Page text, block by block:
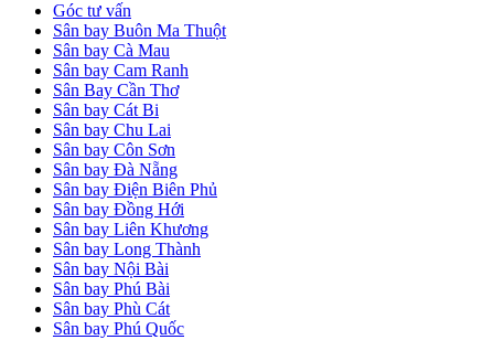
Góc tư vấn
Sân bay Buôn Ma Thuột
Sân bay Cà Mau
Sân bay Cam Ranh
Sân Bay Cần Thơ
Sân bay Cát Bi
Sân bay Chu Lai
Sân bay Côn Sơn
Sân bay Đà Nẵng
Sân bay Điện Biên Phủ
Sân bay Đồng Hới
Sân bay Liên Khương
Sân bay Long Thành
Sân bay Nội Bài
Sân bay Phú Bài
Sân bay Phù Cát
Sân bay Phú Quốc